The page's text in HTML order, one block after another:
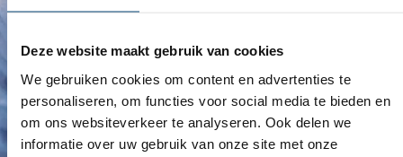
Deze website maakt gebruik van cookies
We gebruiken cookies om content en advertenties te
personaliseren, om functies voor social media te bieden en
om ons websiteverkeer te analyseren. Ook delen we
informatie over uw gebruik van onze site met onze
OVER HET TEAM
VAN AVALANCE.
Avalanche Disposables B.V. is importeur en